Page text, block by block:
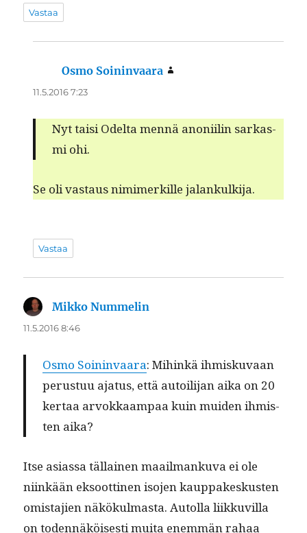
Vastaa
Osmo Soininvaara
11.5.2016 7:23
Nyt taisi Odelta men­nä anon­i­ilin sarkas­
mi ohi.
Se oli vas­taus nim­imerkille jalankulkija.
Vastaa
Mikko Nummelin
11.5.2016 8:46
Osmo Soin­in­vaara: Mihinkä ihmisku­vaan
perus­tuu aja­tus, että autoil­i­jan aika on 20
ker­taa arvokkaam­paa kuin muiden ihmis­
ten aika?
Itse asi­as­sa täl­lainen maail­manku­va ei ole
niinkään eksoot­ti­nen iso­jen kaup­pakeskusten
omis­ta­jien näkökul­mas­ta. Autol­la liikkuvil­la
on toden­näköis­es­ti mui­ta enem­män rahaa